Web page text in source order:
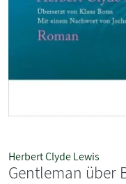
Herbert Clyde Lewis
Gentleman über